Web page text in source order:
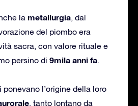
la metallurgia, dal
del piombo era
sacra, con valore rituale e
persino di 9mila anni fa.
l’origine della loro
, tanto lontano da